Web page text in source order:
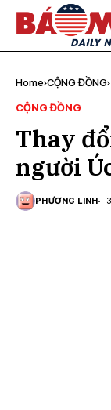
Home CỘNG ĐỒNG
CỘNG ĐỒNG
Thay
người
PHƯƠNG LINH